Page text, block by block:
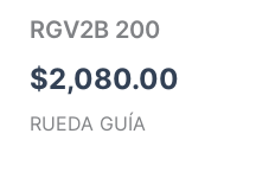
RGV2B 200
$2,080.00
RUEDA GUÍA